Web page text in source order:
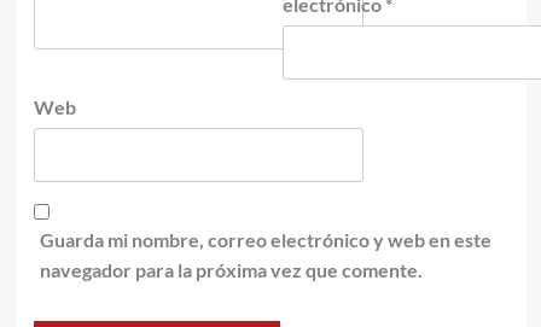
Web
Guarda mi nombre, correo electrónico y web en este
navegador para la próxima vez que comente.